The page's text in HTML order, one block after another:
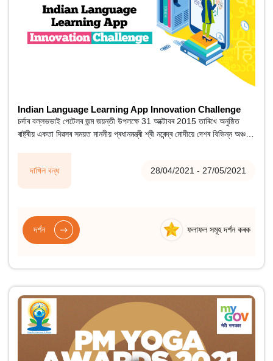
দাখিল বন্ধ 28/04/2021 - 27/05/2021
Indian Language Learning App Innovation Challenge
চৰ্দাৰ বল্লভভাই পেটেলৰ জন্ম জয়ন্তী উপলক্ষে 31 অক্টোবৰ 2015 তাৰিখে অনুষ্ঠিত
ৰাষ্ট্ৰীয় একতা দিৱসৰ সময়ত মাননীয় প্ৰধানমন্ত্ৰী শ্ৰী নৰেন্দ্ৰ মোদীয়ে দেশৰ বিভিন্ন অঞ্চলৰ
দৰ্শন ফলাফল সমূহ দৰ্শন কৰক